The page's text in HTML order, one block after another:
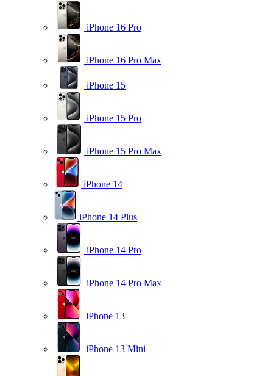
iPhone 16 Pro
iPhone 16 Pro Max
iPhone 15
iPhone 15 Pro
iPhone 15 Pro Max
iPhone 14
iPhone 14 Plus
iPhone 14 Pro
iPhone 14 Pro Max
iPhone 13
iPhone 13 Mini